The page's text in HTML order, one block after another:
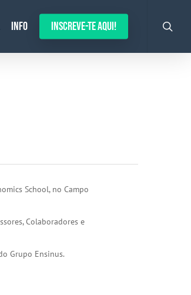
Info Inscreve-te aqui!
School, no Campo
Colaboradores e
Grupo Ensinus.